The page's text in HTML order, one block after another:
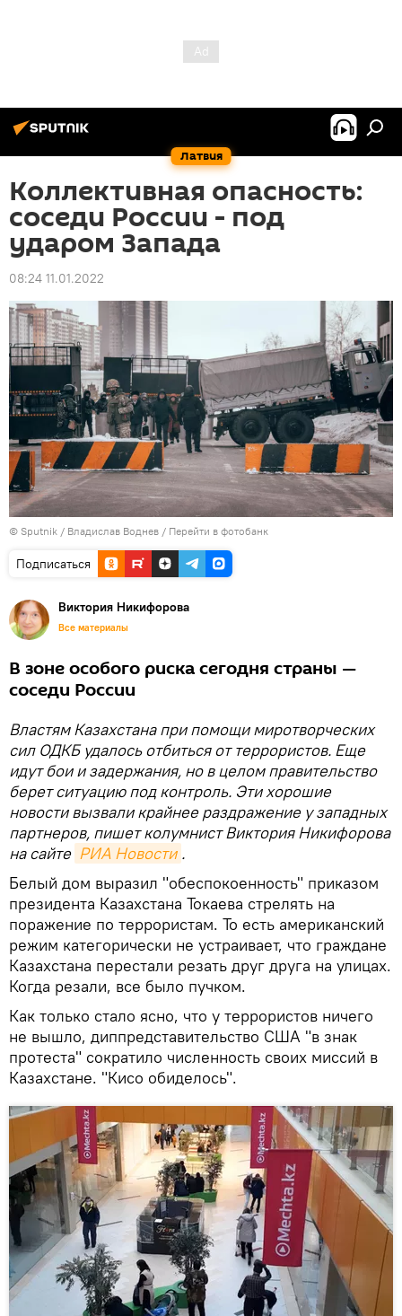
Латвия
Коллективная опасность:
соседи России - под
ударом Запада
08:24 11.01.2022
© Sputnik / Владислав Воднев / Перейти в фотобанк
Подписаться
Виктория Никифорова
Все материалы
В зоне особого риска сегодня страны —
соседи России
Властям Казахстана при помощи миротворческих
сил ОДКБ удалось отбиться от террористов. Еще
идут бои и задержания, но в целом правительство
берет ситуацию под контроль. Эти хорошие
новости вызвали крайнее раздражение у западных
партнеров, пишет колумнист Виктория Никифорова
на сайте РИА Новости .
Белый дом выразил "обеспокоенность" приказом
президента Казахстана Токаева стрелять на
поражение по террористам. То есть американский
режим категорически не устраивает, что граждане
Казахстана перестали резать друг друга на улицах.
Когда резали, все было пучком.
Как только стало ясно, что у террористов ничего
не вышло, диппредставительство США "в знак
протеста" сократило численность своих миссий в
Казахстане. "Кисо обиделось".